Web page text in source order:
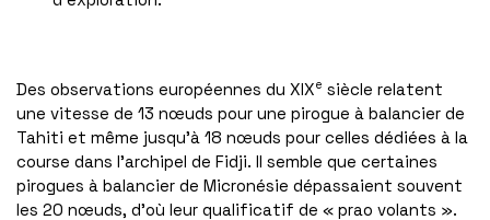
Des observations européennes du XIXe siècle relatent
une vitesse de 13 nœuds pour une pirogue à balancier de
Tahiti et même jusqu’à 18 nœuds pour celles dédiées à la
course dans l’archipel de Fidji. Il semble que certaines
pirogues à balancier de Micronésie dépassaient souvent
les 20 nœuds, d’où leur qualificatif de « prao volants ».